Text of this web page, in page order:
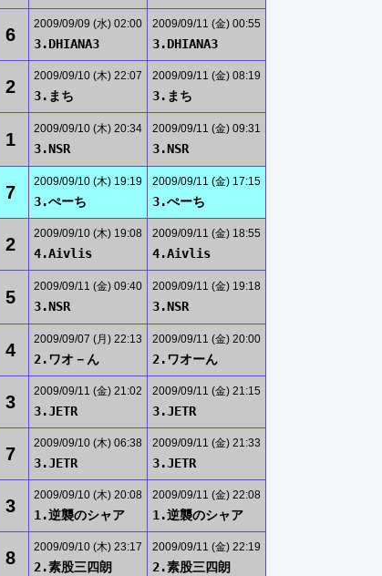
6
2009/09/09 (水) 02:00
3.DHIANA3
2009/09/11 (金) 00:55
3.DHIANA3
2
2009/09/10 (木) 22:07
3.まち
2009/09/11 (金) 08:19
3.まち
1
2009/09/10 (木) 20:34
3.NSR
2009/09/11 (金) 09:31
3.NSR
7
2009/09/10 (木) 19:19
3.ぺーち
2009/09/11 (金) 17:15
3.ぺーち
2
2009/09/10 (木) 19:08
4.Aivlis
2009/09/11 (金) 18:55
4.Aivlis
5
2009/09/11 (金) 09:40
3.NSR
2009/09/11 (金) 19:18
3.NSR
4
2009/09/07 (月) 22:13
2.ワオ－ん
2009/09/11 (金) 20:00
2.ワオーん
3
2009/09/11 (金) 21:02
3.JETR
2009/09/11 (金) 21:15
3.JETR
7
2009/09/10 (木) 06:38
3.JETR
2009/09/11 (金) 21:33
3.JETR
3
2009/09/10 (木) 20:08
1.逆襲のシャア
2009/09/11 (金) 22:08
1.逆襲のシャア
8
2009/09/10 (木) 23:17
2.素股三四朗
2009/09/11 (金) 22:19
2.素股三四朗